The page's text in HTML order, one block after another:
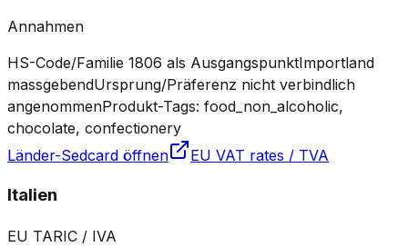
Annahmen
HS-Code/Familie 1806 als AusgangspunktImportland
massgebendUrsprung/Präferenz nicht verbindlich
angenommenProdukt-Tags: food_non_alcoholic,
chocolate, confectionery
Länder-Sedcard öffnen
EU VAT rates / TVA
Italien
EU TARIC / IVA